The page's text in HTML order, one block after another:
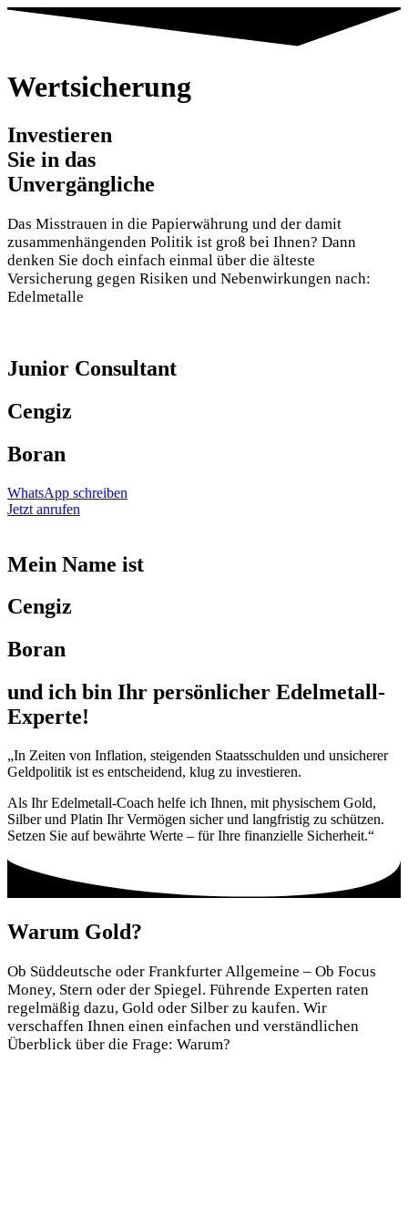
Wertsicherung
Investieren
Sie in das
Unvergängliche
Das Misstrauen in die Papierwährung und der damit
zusammenhängenden Politik ist groß bei Ihnen? Dann
denken Sie doch einfach einmal über die älteste
Versicherung gegen Risiken und Nebenwirkungen nach:
Edelmetalle
Junior Consultant
Cengiz
Boran
WhatsApp schreiben
Jetzt anrufen
Mein Name ist
Cengiz
Boran
und ich bin Ihr persönlicher Edelmetall-
Experte!
„In Zeiten von Inflation, steigenden Staatsschulden und unsicherer
Geldpolitik ist es entscheidend, klug zu investieren.
Als Ihr Edelmetall-Coach helfe ich Ihnen, mit physischem Gold,
Silber und Platin Ihr Vermögen sicher und langfristig zu schützen.
Setzen Sie auf bewährte Werte – für Ihre finanzielle Sicherheit.“
Warum Gold?
Ob Süddeutsche oder Frankfurter Allgemeine – Ob Focus
Money, Stern oder der Spiegel. Führende Experten raten
regelmäßig dazu, Gold oder Silber zu kaufen. Wir
verschaffen Ihnen einen einfachen und verständlichen
Überblick über die Frage: Warum?